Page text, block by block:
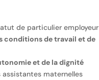
de particulier employeur
conditions de travail et de
et de la dignité
assistantes maternelles